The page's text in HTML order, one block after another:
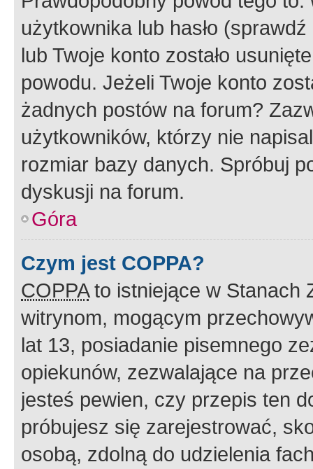
użytkownika lub hasło
lub Twoje konto zostało
powodu. Jeżeli Twoje konto
żadnych postów na forum?
użytkowników, którzy nie
rozmiar bazy danych. Spróbuj
dyskusji na forum.
Góra
Czym jest COPPA?
COPPAto istniejące w Stanach
witrynom, mogącym
lat 13, posiadanie pisemnego
opiekunów, zezwalające na
jesteś pewien, czy przepis ten
próbujesz się zarejestrować,
osobą, zdolną do udzielenia